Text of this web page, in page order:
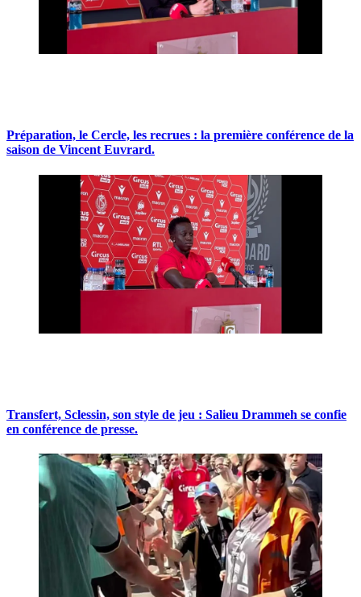
Préparation, le Cercle, les recrues : la première conférence de la
saison de Vincent Euvrard.
Transfert, Sclessin, son style de jeu : Salieu Drammeh se confie
en conférence de presse.